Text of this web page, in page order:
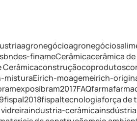
agronegócioagronegócios
bndes-finameCerâmicacerâmica
Cerâmicaconstruçãocoprodutos
misturaEirich-moagemeirich-
exposibram2017FAQfarma
fispal2018fispaltecnologiaforça de
industria-cerâmicainsdústria